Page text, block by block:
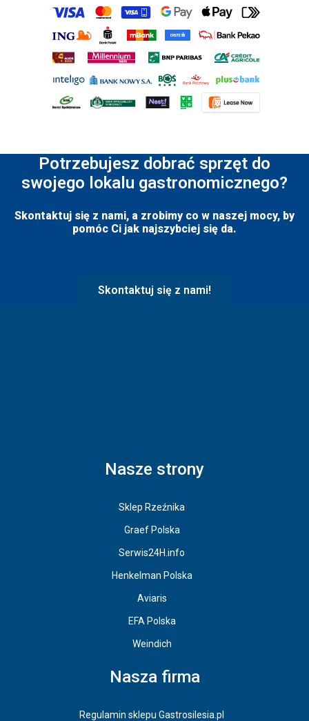
Potrzebujesz dobrać sprzęt do
swojego lokalu gastronomicznego?
Skontaktuj się z nami, a zrobimy co w naszej mocy, by
pomóc Ci jak najszybciej się da.
Skontaktuj się z nami!
Nasze strony
Sklep Rzeźnika
Graef Polska
Serwis24H.info
Henkelman Polska
Aviaris
EFA Polska
Weindich
Nasza firma
Regulamin sklepu Gastrosilesia.pl